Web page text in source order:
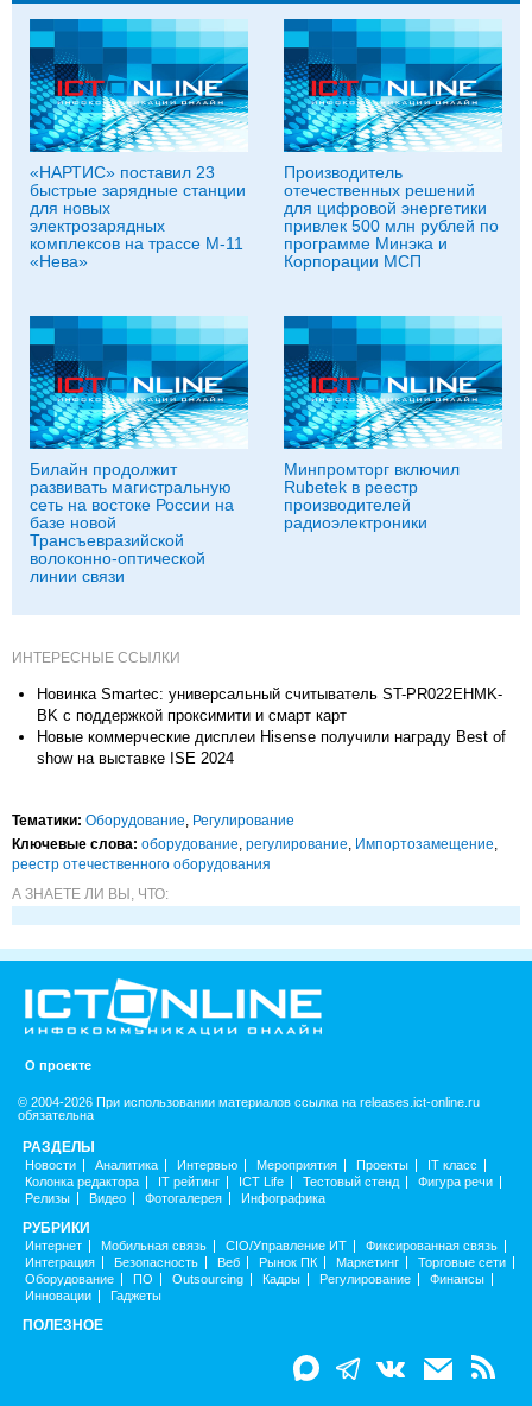
«НАРТИС» поставил 23
быстрые зарядные станции
для новых
электрозарядных
комплексов на трассе М-11
«Нева»
Производитель
отечественных решений
для цифровой энергетики
привлек 500 млн рублей по
программе Минэка и
Корпорации МСП
Билайн продолжит
развивать магистральную
сеть на востоке России на
базе новой
Трансъевразийской
волоконно-оптической
линии связи
Минпромторг включил
Rubetek в реестр
производителей
радиоэлектроники
ИНТЕРЕСНЫЕ ССЫЛКИ
Новинка Smartec: универсальный считыватель ST-PR022EHMK-
BK с поддержкой проксимити и смарт карт
Новые коммерческие дисплеи Hisense получили награду Best of
show на выставке ISE 2024
Тематики: Оборудование, Регулирование
Ключевые слова: оборудование, регулирование, Импорто­замещение,
реестр отечественного оборудования
А ЗНАЕТЕ ЛИ ВЫ, ЧТО:
О проекте
© 2004-2026 При использовании материалов ссылка на releases.ict-online.ru
обязательна
РАЗДЕЛЫ
Новости Аналитика Интервью Мероприятия Проекты
IT класс
Колонка редактора
IT рейтинг ICT Life Тестовый стенд
Фигура речи
Релизы
Видео Фотогалерея Инфографика
РУБРИКИ
Интернет Мобильная связь CIO/Управление ИТ
Фиксированная связь
Интеграция
Безопасность Веб Рынок ПК Маркетинг
Торговые сети
Оборудование
ПО Outsourcing Кадры Регулирование
Финансы
Инновации
Гаджеты
ПОЛЕЗНОЕ